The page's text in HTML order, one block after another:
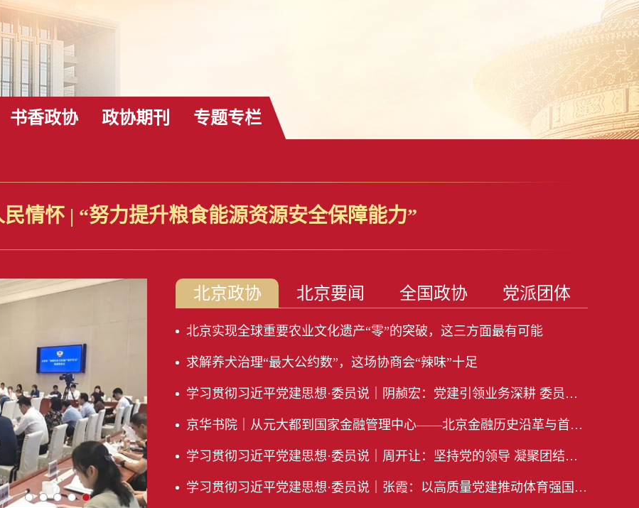
书香政协 政协期刊 专题专栏
情怀 | “努力提升粮食能源资源安全保障能力”
北京政协 北京要闻 全国政协 党派团体
北京实现全球重要农业文化遗产“零”的突破，这三方面最有可能
求解养犬治理“最大公约数”，这场协商会“辣味”十足
学习贯彻习近平党建思想·委员说｜阴赪宏：党建引领业务深耕 委员担当服务民生
京华书院｜从元大都到国家金融管理中心——北京金融历史沿革与首都金融发展展望
学习贯彻习近平党建思想·委员说｜周开让：坚持党的领导 凝聚团结奋斗的磅礴力量
学习贯彻习近平党建思想·委员说｜张霞：以高质量党建推动体育强国建设